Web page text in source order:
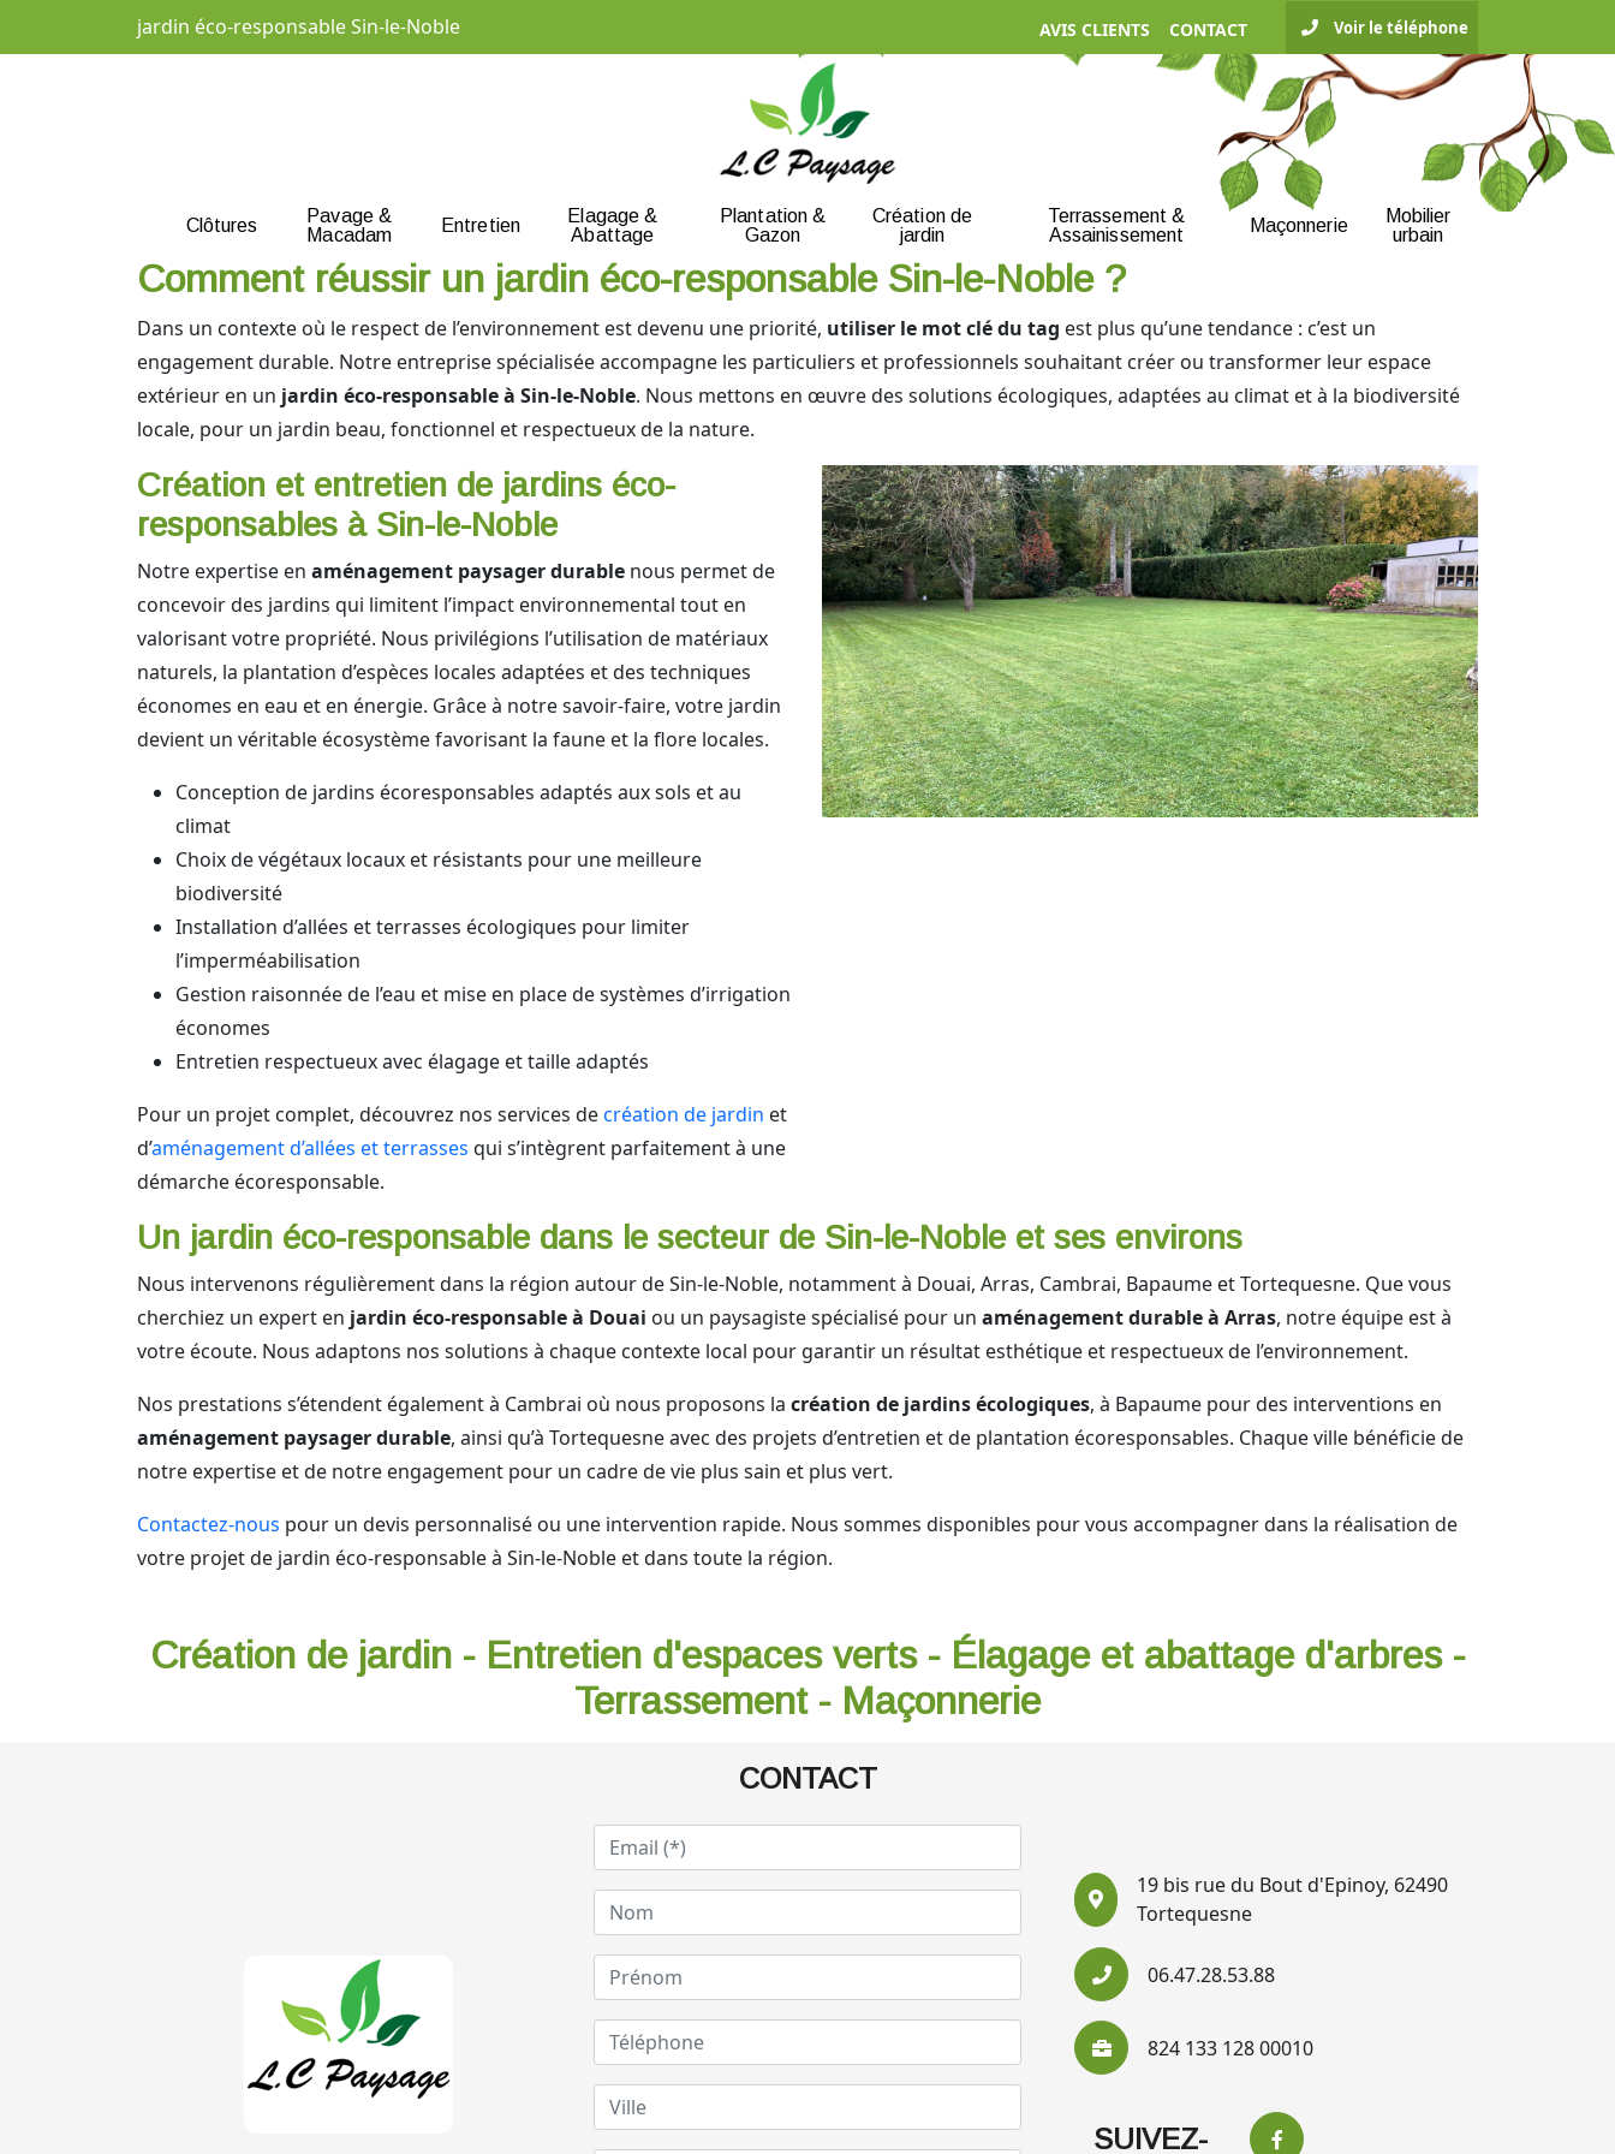
jardin éco-responsable Sin-le-Noble AVIS CLIENTS CONTACT Voir le téléphone
Clôtures
Pavage &
Macadam
Entretien
Elagage &
Abattage
Plantation &
Gazon
Création de
jardin
Terrassement &
Assainissement
Maçonnerie
Mobilier
urbain
Comment réussir un jardin éco-responsable Sin-le-Noble ?
Dans un contexte où le respect de l’environnement est devenu une priorité, utiliser le mot clé du tag est plus qu’une tendance : c’est un
engagement durable. Notre entreprise spécialisée accompagne les particuliers et professionnels souhaitant créer ou transformer leur espace
extérieur en un jardin éco-responsable à Sin-le-Noble. Nous mettons en œuvre des solutions écologiques, adaptées au climat et à la biodiversité
locale, pour un jardin beau, fonctionnel et respectueux de la nature.
Création et entretien de jardins éco-
responsables à Sin-le-Noble
Notre expertise en aménagement paysager durable nous permet de
concevoir des jardins qui limitent l’impact environnemental tout en
valorisant votre propriété. Nous privilégions l’utilisation de matériaux
naturels, la plantation d’espèces locales adaptées et des techniques
économes en eau et en énergie. Grâce à notre savoir-faire, votre jardin
devient un véritable écosystème favorisant la faune et la flore locales.
Conception de jardins écoresponsables adaptés aux sols et au
climat
Choix de végétaux locaux et résistants pour une meilleure
biodiversité
Installation d’allées et terrasses écologiques pour limiter
l’imperméabilisation
Gestion raisonnée de l’eau et mise en place de systèmes d’irrigation
économes
Entretien respectueux avec élagage et taille adaptés
Pour un projet complet, découvrez nos services decréation de jardin et
d’aménagement d’allées et terrasses qui s’intègrent parfaitement à une
démarche écoresponsable.
Un jardin éco-responsable dans le secteur de Sin-le-Noble et ses environs
Nous intervenons régulièrement dans la région autour de Sin-le-Noble, notamment à Douai, Arras, Cambrai, Bapaume et Tortequesne. Que vous
cherchiez un expert en jardin éco-responsable à Douai ou un paysagiste spécialisé pour un aménagement durable à Arras, notre équipe est à
votre écoute. Nous adaptons nos solutions à chaque contexte local pour garantir un résultat esthétique et respectueux de l’environnement.
Nos prestations s’étendent également à Cambrai où nous proposons la création de jardins écologiques, à Bapaume pour des interventions en
aménagement paysager durable, ainsi qu’à Tortequesne avec des projets d’entretien et de plantation écoresponsables. Chaque ville bénéficie de
notre expertise et de notre engagement pour un cadre de vie plus sain et plus vert.
Contactez-nous pour un devis personnalisé ou une intervention rapide. Nous sommes disponibles pour vous accompagner dans la réalisation de
votre projet de jardin éco-responsable à Sin-le-Noble et dans toute la région.
Création de jardin - Entretien d'espaces verts - Élagage et abattage d'arbres -
Terrassement - Maçonnerie
CONTACT
19 bis rue du Bout d'Epinoy, 62490
Tortequesne
06.47.28.53.88
824 133 128 00010
SUIVEZ-